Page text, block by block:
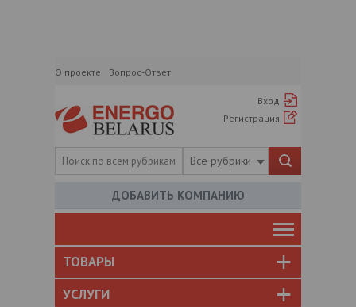
О проекте Вопрос-Ответ
Вход
Регистрация
Все рубрики
ДОБАВИТЬ КОМПАНИЮ
ТОВАРЫ
УСЛУГИ